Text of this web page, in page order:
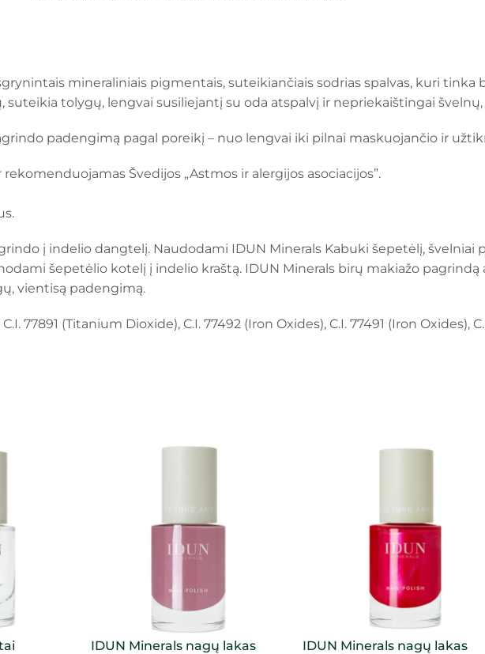
mineraliniais pigmentais, suteikiančiais sodrias spalvas, kuri tinka
tolygų, lengvai susiliejantį su oda atspalvį ir nepriekaištingai
padengimą pagal poreikį – nuo lengvai iki pilnai maskuojančio ir
Švedijos „Astmos ir alergijos asociacijos”.
į indelio dangtelį. Naudodami IDUN Minerals Kabuki šepetėlį, švelniai
šepetėlio kotelį į indelio kraštą. IDUN Minerals birų makiažo
vientisą padengimą.
77891 (Titanium Dioxide), C.I. 77492 (Iron Oxides), C.I. 77491 (Iron Oxides),
IDUN Minerals nagų lakas
IDUN Minerals nagų lakas